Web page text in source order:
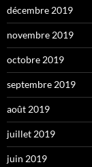
décembre 2019
novembre 2019
octobre 2019
septembre 2019
août 2019
juillet 2019
juin 2019